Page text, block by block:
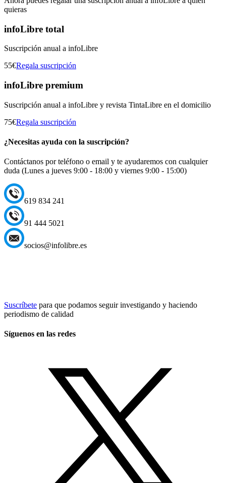
quieras
infoLibre total
Suscripción anual a infoLibre
55€Regala suscripción
infoLibre premium
Suscripción anual a infoLibre y revista TintaLibre en el domicilio
75€Regala suscripción
¿Necesitas ayuda con la suscripción?
Contáctanos por teléfono o email y te ayudaremos con cualquier
duda (Lunes a jueves 9:00 - 18:00 y viernes 9:00 - 15:00)
619 834 241
91 444 5021
socios@infolibre.es
Suscríbete para que podamos seguir investigando y haciendo
periodismo de calidad
Síguenos en las redes